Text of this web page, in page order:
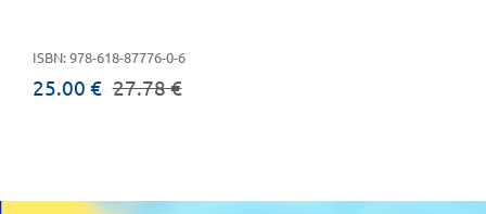
Μαθητικοί
Διαγωνισμοί
λύκειο
ISBN: 978-618-87776-0-6
25.00 € 27.78 €